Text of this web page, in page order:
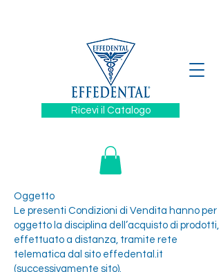
Ricevi il Catalogo
Oggetto
Le presenti Condizioni di Vendita hanno per
oggetto la disciplina dell’acquisto di prodotti,
effettuato a distanza, tramite rete
telematica dal sito effedental.it
(successivamente sito).